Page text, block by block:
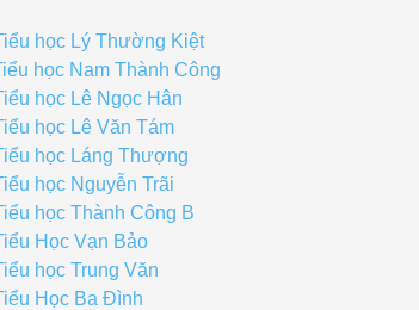
học Lý Thường Kiệt
học Nam Thành Công
học Lê Ngọc Hân
học Lê Văn Tám
học Láng Thượng
học Nguyễn Trãi
học Thành Công B
Học Vạn Bảo
học Trung Văn
Học Ba Đình